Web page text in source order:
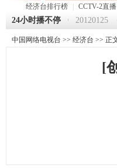
经济台排行榜 CCTV-2直播
24小时播不停
《第一时间》 20120125
中国网络电视台 >> 经济台 >> 正
[